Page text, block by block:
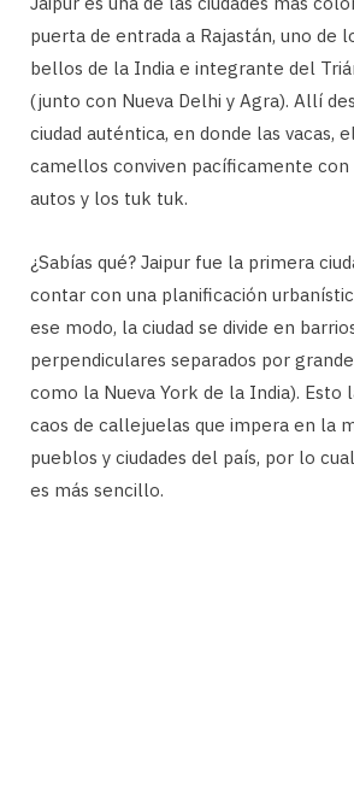
puerta de entrada a Rajastán, uno de
bellos de la India e integrante del
(junto con Nueva Delhi y Agra). Allí
ciudad auténtica, en donde las vacas,
camellos conviven pacíficamente con
autos y los tuk tuk.
¿Sabías qué? Jaipur fue la primera
contar con una planificación
ese modo, la ciudad se divide en
perpendiculares separados por
como la Nueva York de la India). Esto
caos de callejuelas que impera en la
pueblos y ciudades del país, por lo
es más sencillo.